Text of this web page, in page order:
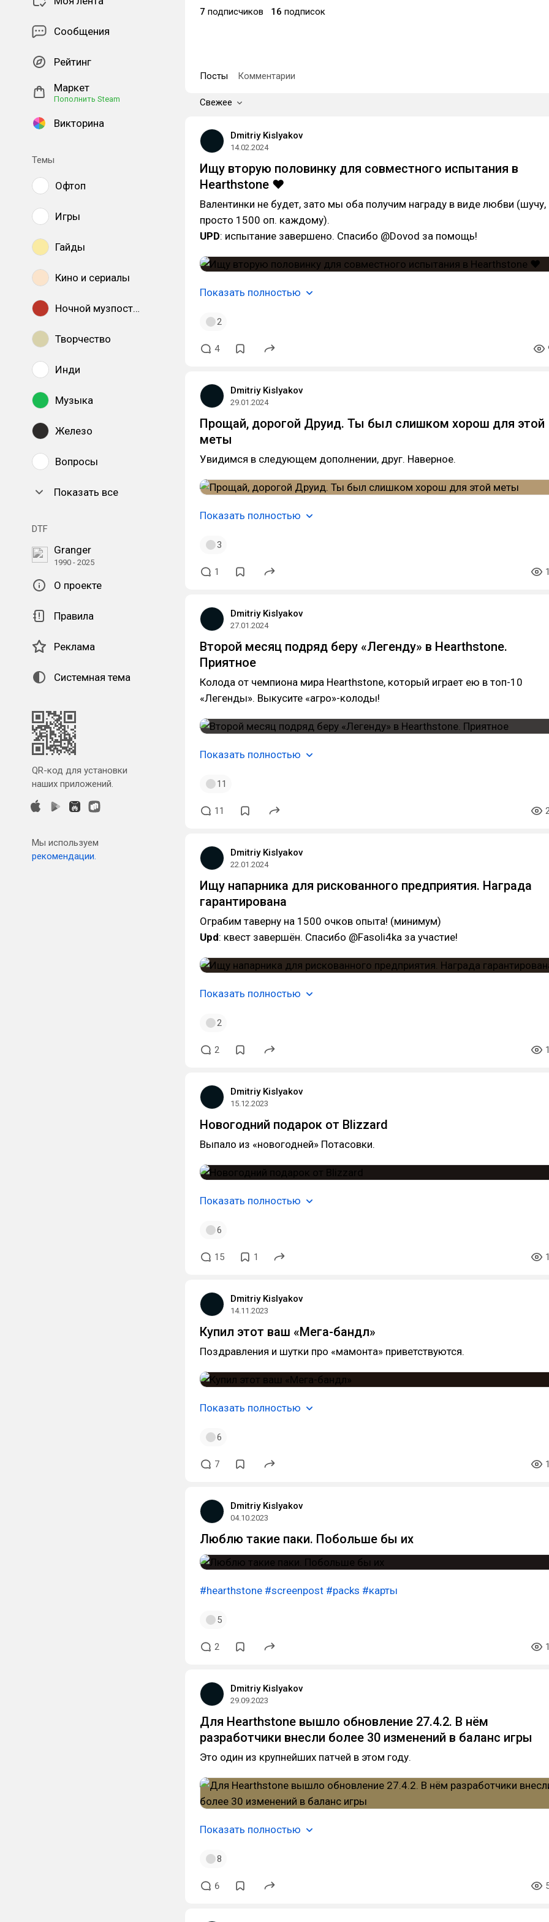
Сообщения
Рейтинг
Маркет
Пополнить Steam
Викторина
Темы
Офтоп
Игры
Гайды
Кино и сериалы
Ночной музпостинг
Творчество
Инди
Музыка
Железо
Вопросы
Показать все
DTF
Granger
1990 - 2025
О проекте
Правила
Реклама
Системная тема
QR-код для установки
наших приложений.
Мы используем
рекомендации.
7 подписчиков 16 подписок
Посты Комментарии
Свежее
Dmitriy Kislyakov
14.02.2024
Ищу вторую половинку для совместного испытания в
Hearthstone ❤️
Валентинки не будет, зато мы оба получим награду в виде любви (шучу,
просто 1500 оп. каждому).
UPD: испытание завершено. Спасибо @Dovod за помощь!
Показать полностью
2
4
Dmitriy Kislyakov
29.01.2024
Прощай, дорогой Друид. Ты был слишком хорош для этой
меты
Увидимся в следующем дополнении, друг. Наверное.
Показать полностью
3
1
Dmitriy Kislyakov
27.01.2024
Второй месяц подряд беру «Легенду» в Hearthstone.
Приятное
Колода от чемпиона мира Hearthstone, который играет ею в топ-10
«Легенды». Выкусите «агро»-колоды!
Показать полностью
11
11
Dmitriy Kislyakov
22.01.2024
Ищу напарника для рискованного предприятия. Награда
гарантирована
Ограбим таверну на 1500 очков опыта! (минимум)
Upd: квест завершён. Спасибо @Fasoli4ka за участие!
Показать полностью
2
2
Dmitriy Kislyakov
15.12.2023
Новогодний подарок от Blizzard
Выпало из «новогодней» Потасовки.
Показать полностью
6
15 1
Dmitriy Kislyakov
14.11.2023
Купил этот ваш «Мега-бандл»
Поздравления и шутки про «мамонта» приветствуются.
Показать полностью
6
7
Dmitriy Kislyakov
04.10.2023
Люблю такие паки. Побольше бы их
#hearthstone #screenpost #packs #карты
5
2
Dmitriy Kislyakov
29.09.2023
Для Hearthstone вышло обновление 27.4.2. В нём
разработчики внесли более 30 изменений в баланс игры
Это один из крупнейших патчей в этом году.
Показать полностью
8
6